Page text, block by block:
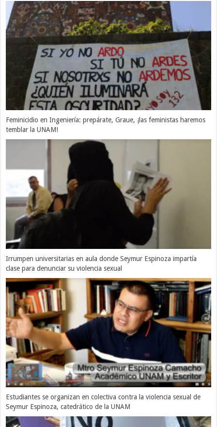
Feminicidio en Ingeniería: prepárate, Graue, ¡las feministas haremos
temblar la UNAM!
Irrumpen universitarias en aula donde Seymur Espinoza impartía
clase para denunciar su violencia sexual
Estudiantes se organizan en colectiva contra la violencia sexual de
Seymur Espinoza, catedrático de la UNAM